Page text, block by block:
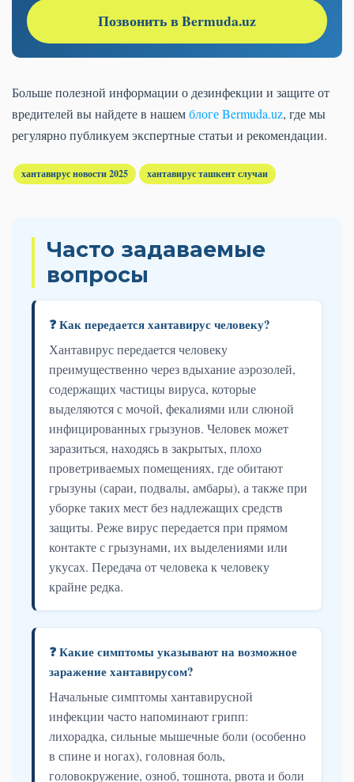
Позвонить в Bermuda.uz
Больше полезной информации о дезинфекции и защите от
вредителей вы найдете в нашемблоге Bermuda.uz, где мы
регулярно публикуем экспертные статьи и рекомендации.
хантавирус новости 2025 хантавирус ташкент случаи
Часто задаваемые
вопросы
❓ Как передается хантавирус человеку?
Хантавирус передается человеку
преимущественно через вдыхание аэрозолей,
содержащих частицы вируса, которые
выделяются с мочой, фекалиями или слюной
инфицированных грызунов. Человек может
заразиться, находясь в закрытых, плохо
проветриваемых помещениях, где обитают
грызуны (сараи, подвалы, амбары), а также при
уборке таких мест без надлежащих средств
защиты. Реже вирус передается при прямом
контакте с грызунами, их выделениями или
укусах. Передача от человека к человеку
крайне редка.
❓ Какие симптомы указывают на возможное
заражение хантавирусом?
Начальные симптомы хантавирусной
инфекции часто напоминают грипп:
лихорадка, сильные мышечные боли (особенно
в спине и ногах), головная боль,
головокружение, озноб, тошнота, рвота и боли